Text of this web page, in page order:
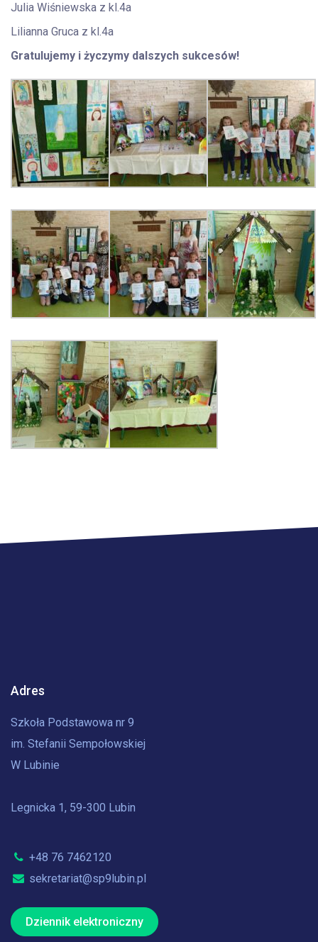
Julia Wiśniewska z kl.4a
Lilianna Gruca z kl.4a
Gratulujemy i życzymy dalszych sukcesów!
Adres
Szkoła Podstawowa nr 9
im. Stefanii Sempołowskiej
W Lubinie
Legnicka 1, 59-300 Lubin
+48 76 7462120
sekretariat@sp9lubin.pl
Dziennik elektroniczny